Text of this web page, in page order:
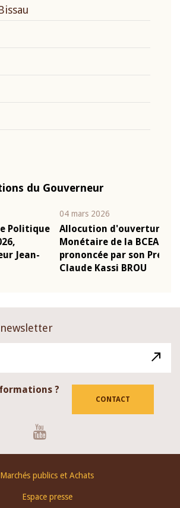
du Gouverneur
du Comité de Politique
BCEAO du 4 mars 2026,
son Président Monsieur Jean-
?
CONTACT
Marchés publics et Achats
Espace presse